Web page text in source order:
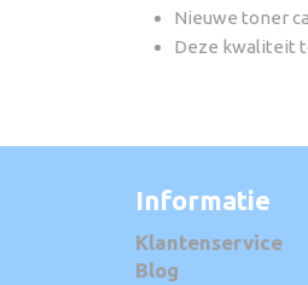
Nieuwe toner
Deze kwaliteit
Informatie
Klantenservice
Blog